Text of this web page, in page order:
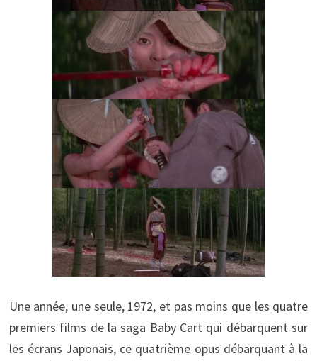
Une année, une seule, 1972, et pas moins que les quatre
premiers films de la saga Baby Cart qui débarquent sur
les écrans Japonais, ce quatrième opus débarquant à la